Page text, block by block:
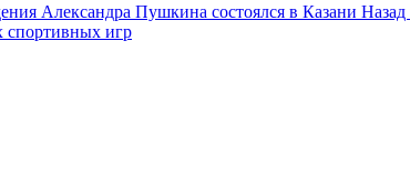
Александра Пушкина состоялся в Казани Назад
спортивных игр